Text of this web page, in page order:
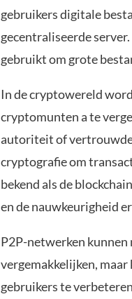
gebruikers digitale
gecentraliseerde
gebruikt om grote
In de cryptowereld
cryptomunten a te
autoriteit of vertrouwde
cryptografie om
bekend als de
en de nauwkeurigheid
P2P-netwerken
vergemakkelijken,
gebruikers te